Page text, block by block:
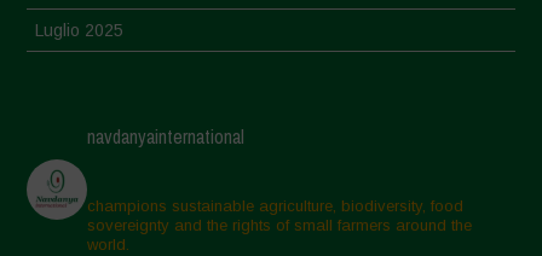
Luglio 2025
Aprile 2025
Marzo 2025
Febbraio 2025
navdanyainternational
champions sustainable agriculture, biodiversity, food
sovereignty and the rights of small farmers around the
world.